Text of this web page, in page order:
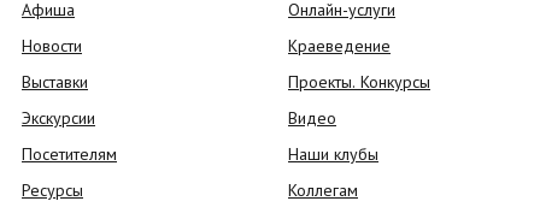
Афиша
Новости
Выставки
Экскурсии
Посетителям
Ресурсы
Онлайн-услуги
Краеведение
Проекты. Конкурсы
Видео
Наши клубы
Коллегам